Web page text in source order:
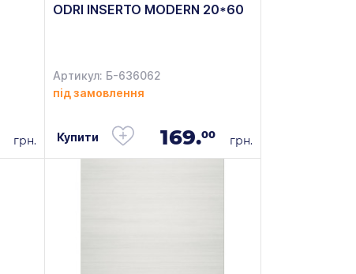
грн.
ODRI INSERTO MODERN 20*60
Артикул: Б-636062
під замовлення
Купити 169.00 грн.